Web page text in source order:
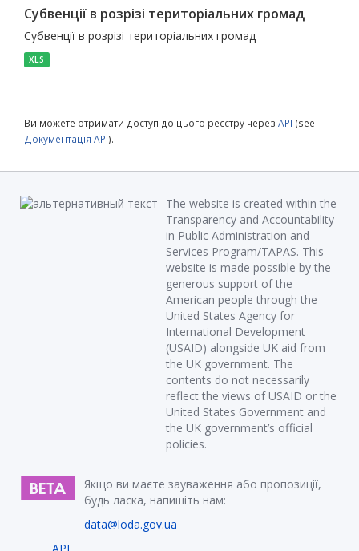
Субвенції в розрізі територіальних громад
Субвенції в розрізі територіальних громад
XLS
Ви можете отримати доступ до цього реєстру через API (see
Документація API).
The website is created within the
Transparency and Accountability
in Public Administration and
Services Program/TAPAS. This
website is made possible by the
generous support of the
American people through the
United States Agency for
International Development
(USAID) alongside UK aid from
the UK government. The
contents do not necessarily
reflect the views of USAID or the
United States Government and
the UK government’s official
policies.
Якщо ви маєте зауваження або пропозиції,
будь ласка, напишіть нам:
data@loda.gov.ua